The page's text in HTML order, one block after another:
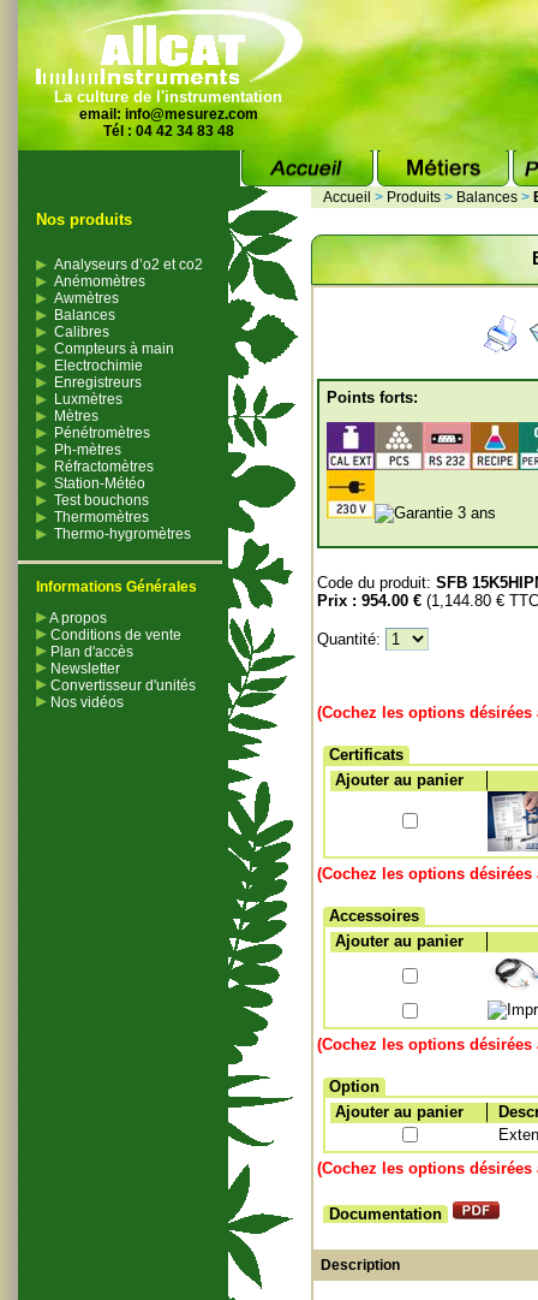
La culture de l'instrumentation
email: info@mesurez.com
Tél : 04 42 34 83 48
Nos produits
Analyseurs d’o2 et co2
Anémomètres
Awmètres
Balances
Calibres
Compteurs à main
Electrochimie
Enregistreurs
Luxmètres
Mètres
Pénétromètres
Ph-mètres
Réfractomètres
Station-Météo
Test bouchons
Thermomètres
Thermo-hygromètres
Informations Générales
A propos
Conditions de vente
Plan d'accès
Newsletter
Convertisseur d'unités
Nos vidéos
Accueil > Produits > Balances >
Points forts:
Code du produit: SFB
Prix : 954.00 € (1,144.80 €
Quantité:
(Cochez les options
Certificats
Ajouter au panier
(Cochez les options
Accessoires
Ajouter au panier
(Cochez les options
Option
Ajouter au panier
(Cochez les options
Documentation
Description